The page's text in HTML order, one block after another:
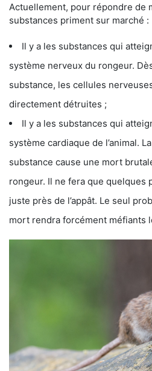
Actuellement, pour répondre de
substances priment sur marché :
Il y a les substances qui
système nerveux du rongeur.
substance, les cellules
directement détruites ;
Il y a les substances qui
système cardiaque de l’animal.
substance cause une mort
rongeur. Il ne fera que quelques
juste près de l’appât. Le seul
mort rendra forcément méfiants